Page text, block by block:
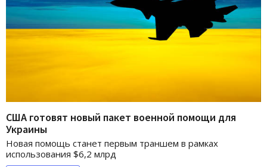
США готовят новый пакет военной помощи для
Украины
Новая помощь станет первым траншем в рамках
использования $6,2 млрд